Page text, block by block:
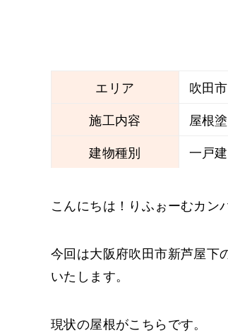
エリア
吹田市
施工内容
屋根
建物種別
一戸
こんにちは！りふぉーむカン
今回は大阪府吹田市新芦屋下
いたします。
現状の屋根がこちらです。